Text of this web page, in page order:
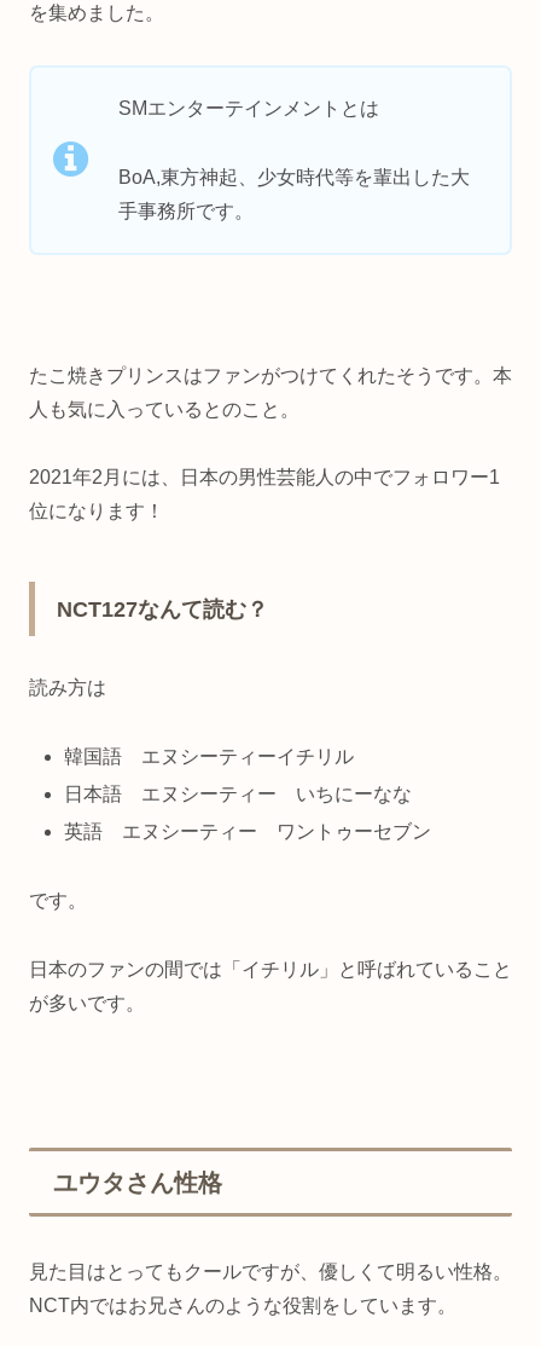
を集めました。
SMエンターテインメントとは
BoA,東方神起、少女時代等を輩出した大
手事務所です。
たこ焼きプリンスはファンがつけてくれたそうです。本
人も気に入っているとのこと。
2021年2月には、日本の男性芸能人の中でフォロワー1
位になります！
NCT127なんて読む？
読み方は
韓国語 エヌシーティーイチリル
日本語 エヌシーティー いちにーなな
英語 エヌシーティー ワントゥーセブン
です。
日本のファンの間では「イチリル」と呼ばれていること
が多いです。
ユウタさん性格
見た目はとってもクールですが、優しくて明るい性格。
NCT内ではお兄さんのような役割をしています。